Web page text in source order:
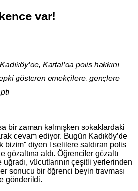
var!
Kartal’da polis hakkını
gösteren emekçilere, gençlere
bir zaman kalmışken sokaklardaki
devam ediyor. Bugün Kadıköy’de
bizim” diyen liselilere saldıran polis
gözaltına aldı. Öğrenciler gözaltı
vücutlarının çeşitli yerlerinden
sonucu bir öğrenci beyin travması
gönderildi.